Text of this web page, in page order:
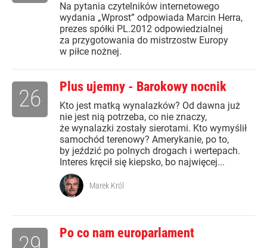
Na pytania czytelników internetowego
wydania „Wprost” odpowiada Marcin Herra,
prezes spółki PL.2012 odpowiedzialnej
za przygotowania do mistrzostw Europy
w piłce nożnej.
Plus ujemny - Barokowy nocnik
Kto jest matką wynalazków? Od dawna już
nie jest nią potrzeba, co nie znaczy,
że wynalazki zostały sierotami. Kto wymyślił
samochód terenowy? Amerykanie, po to,
by jeździć po polnych drogach i wertepach.
Interes kręcił się kiepsko, bo najwięcej...
26
Marek Król
Po co nam europarlament